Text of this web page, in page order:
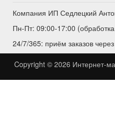
Компания ИП Седлецкий
Пн-Пт: 09:00-17:00 (обработка
24/7/365: приём заказов
Copyright © 2026 Интернет-